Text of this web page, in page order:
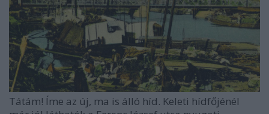
Tátám! Íme az új, ma is álló híd. Keleti hídfőjénél